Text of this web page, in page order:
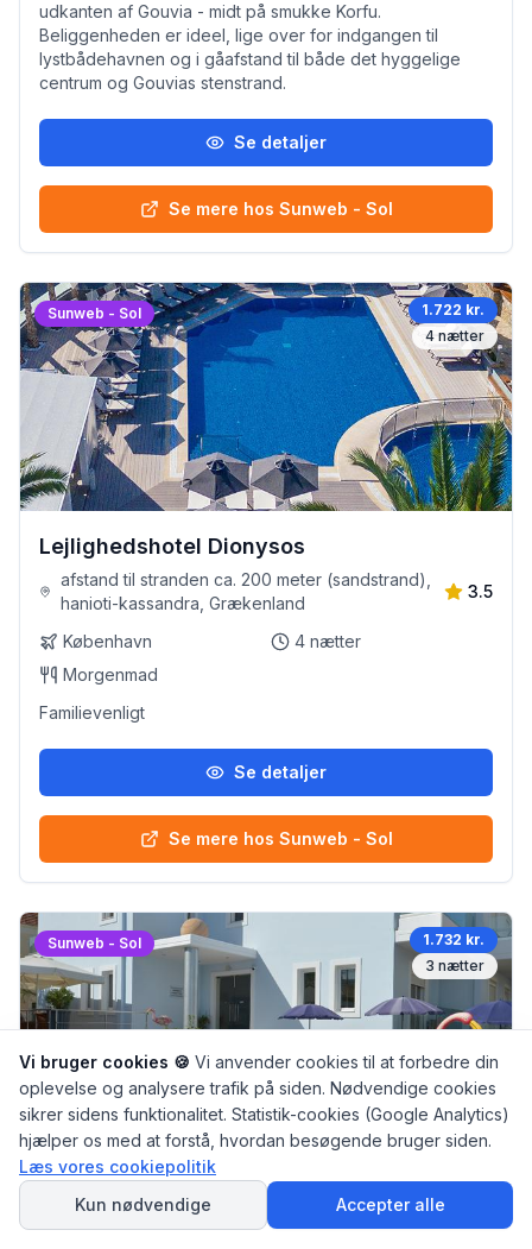
udkanten af Gouvia - midt på smukke Korfu.
Beliggenheden er ideel, lige over for indgangen til
lystbådehavnen og i gåafstand til både det hyggelige
centrum og Gouvias stenstrand.
Se detaljer
Se mere hos Sunweb - Sol
Sunweb - Sol
1.722 kr.
4 nætter
Lejlighedshotel Dionysos
afstand til stranden ca. 200 meter (sandstrand),
hanioti-kassandra, Grækenland
3.5
København 4 nætter
Morgenmad
Familievenligt
Se detaljer
Se mere hos Sunweb - Sol
Sunweb - Sol
1.732 kr.
3 nætter
Lejligheder Perla Marina
afstand til stranden ca. 600 meter (stenstrand,
liggestole (mod betaling) , parasol (mod betaling)
4
SPØRG
AI Rejseguiden
Vi bruger cookies 🍪 Vi anvender cookies til at forbedre din
oplevelse og analysere trafik på siden. Nødvendige cookies
sikrer sidens funktionalitet. Statistik-cookies (Google Analytics)
hjælper os med at forstå, hvordan besøgende bruger siden.
Læs vores cookiepolitik
Kun nødvendige
Accepter alle